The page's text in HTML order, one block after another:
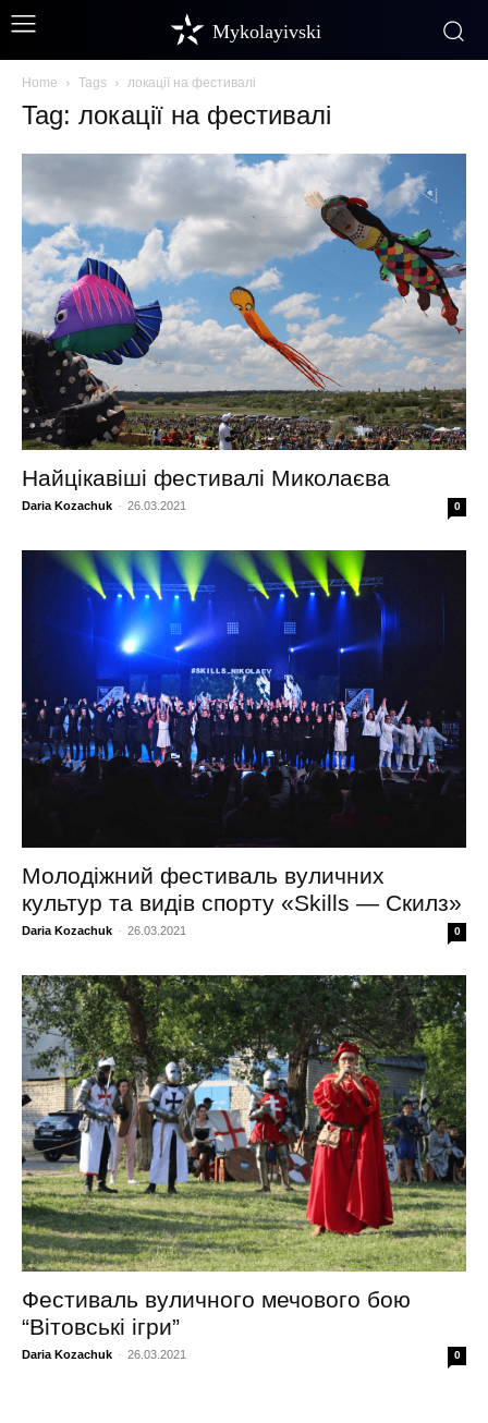
Mykolayivski
Home Tags локації на фестивалі
Tag: локації на фестивалі
Найцікавіші фестивалі Миколаєва
Daria Kozachuk - 26.03.2021 0
Молодіжний фестиваль вуличних
культур та видів спорту «Skills — Скилз»
Daria Kozachuk - 26.03.2021 0
Фестиваль вуличного мечового бою
“Вітовські ігри”
Daria Kozachuk - 26.03.2021 0